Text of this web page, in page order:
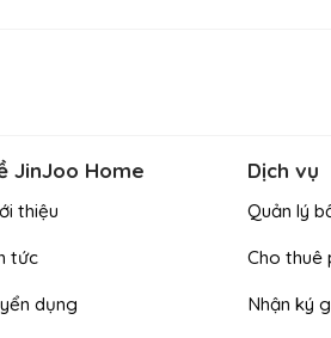
JinJoo Home
thiệu
tức
dụng
Dịch vụ
Quản lý
Cho thuê
Nhận ký